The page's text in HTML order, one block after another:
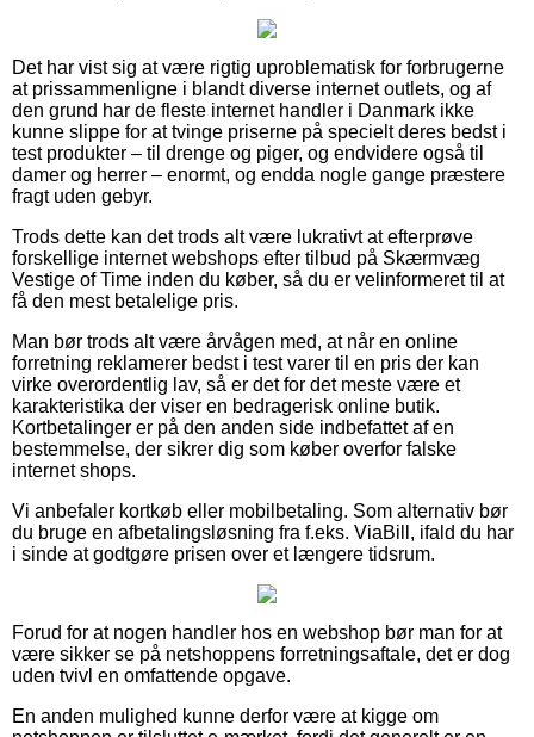
Det har vist sig at være rigtig uproblematisk for forbrugerne
at prissammenligne i blandt diverse internet outlets, og af
den grund har de fleste internet handler i Danmark ikke
kunne slippe for at tvinge priserne på specielt deres bedst i
test produkter – til drenge og piger, og endvidere også til
damer og herrer – enormt, og endda nogle gange præstere
fragt uden gebyr.
Trods dette kan det trods alt være lukrativt at efterprøve
forskellige internet webshops efter tilbud på Skærmvæg
Vestige of Time inden du køber, så du er velinformeret til at
få den mest betalelige pris.
Man bør trods alt være årvågen med, at når en online
forretning reklamerer bedst i test varer til en pris der kan
virke overordentlig lav, så er det for det meste være et
karakteristika der viser en bedragerisk online butik.
Kortbetalinger er på den anden side indbefattet af en
bestemmelse, der sikrer dig som køber overfor falske
internet shops.
Vi anbefaler kortkøb eller mobilbetaling. Som alternativ bør
du bruge en afbetalingsløsning fra f.eks. ViaBill, ifald du har
i sinde at godtgøre prisen over et længere tidsrum.
Forud for at nogen handler hos en webshop bør man for at
være sikker se på netshoppens forretningsaftale, det er dog
uden tvivl en omfattende opgave.
En anden mulighed kunne derfor være at kigge om